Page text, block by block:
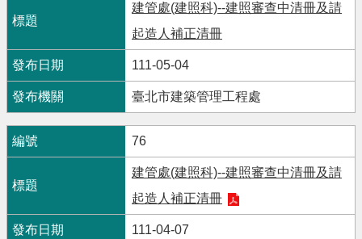
建管處(建照科)--建照審查中清冊及請
起造人補正清冊
111-05-04
臺北市建築管理工程處
76
建管處(建照科)--建照審查中清冊及請
起造人補正清冊
111-04-07